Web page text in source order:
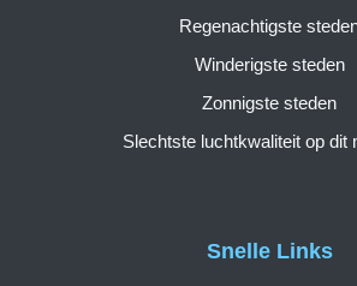
Snelle Links
Regenachtigste
Winderigste steden
Zonnigste steden
Slechtste luchtkwaliteit op dit